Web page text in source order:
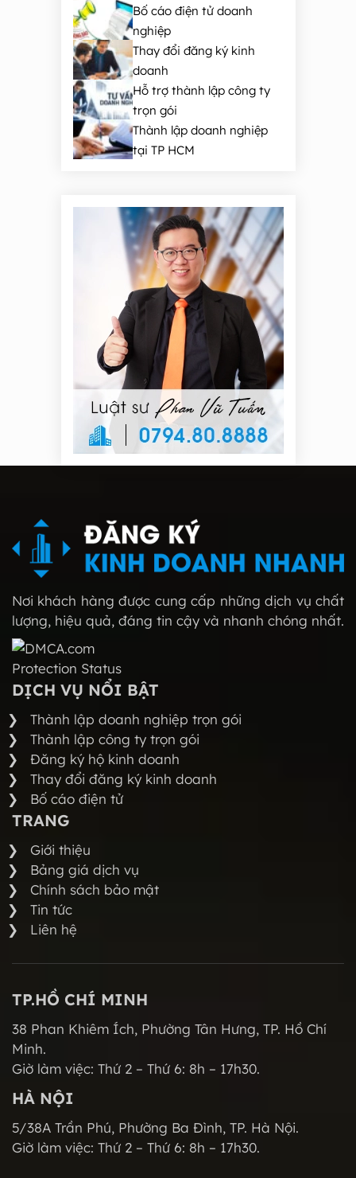
Bố cáo điện tử doanh
nghiệp
Thay đổi đăng ký kinh
doanh
Hỗ trợ thành lập công ty
trọn gói
Thành lập doanh nghiệp
tại TP HCM
Nơi khách hàng được cung cấp những dịch vụ chất
lượng, hiệu quả, đáng tin cậy và nhanh chóng nhất.
DỊCH VỤ NỔI BẬT
Thành lập doanh nghiệp trọn gói
Thành lập công ty trọn gói
Đăng ký hộ kinh doanh
Thay đổi đăng ký kinh doanh
Bố cáo điện tử
TRANG
Giới thiệu
Bảng giá dịch vụ
Chính sách bảo mật
Tin tức
Liên hệ
TP.HỒ CHÍ MINH
38 Phan Khiêm Ích, Phường Tân Hưng, TP. Hồ Chí
Minh.
Giờ làm việc: Thứ 2 – Thứ 6: 8h – 17h30.
HÀ NỘI
5/38A Trần Phú, Phường Ba Đình, TP. Hà Nội.
Giờ làm việc: Thứ 2 – Thứ 6: 8h – 17h30.